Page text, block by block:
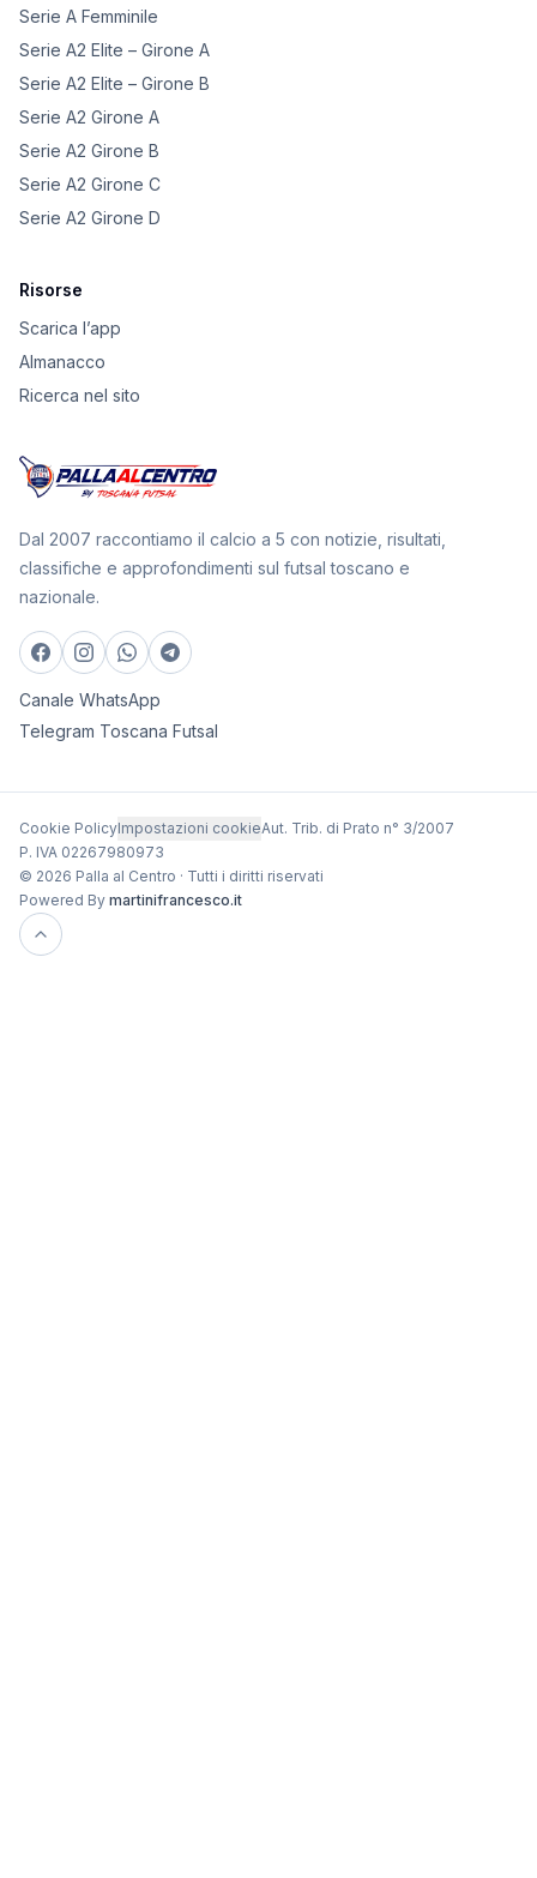
Serie A Femminile
Serie A2 Elite – Girone A
Serie A2 Elite – Girone B
Serie A2 Girone A
Serie A2 Girone B
Serie A2 Girone C
Serie A2 Girone D
Risorse
Scarica l’app
Almanacco
Ricerca nel sito
Dal 2007 raccontiamo il calcio a 5 con notizie, risultati,
classifiche e approfondimenti sul futsal toscano e
nazionale.
Canale WhatsApp
Telegram Toscana Futsal
Cookie PolicyImpostazioni cookieAut. Trib. di Prato n° 3/2007
P. IVA 02267980973
© 2026 Palla al Centro · Tutti i diritti riservati
Powered By martinifrancesco.it